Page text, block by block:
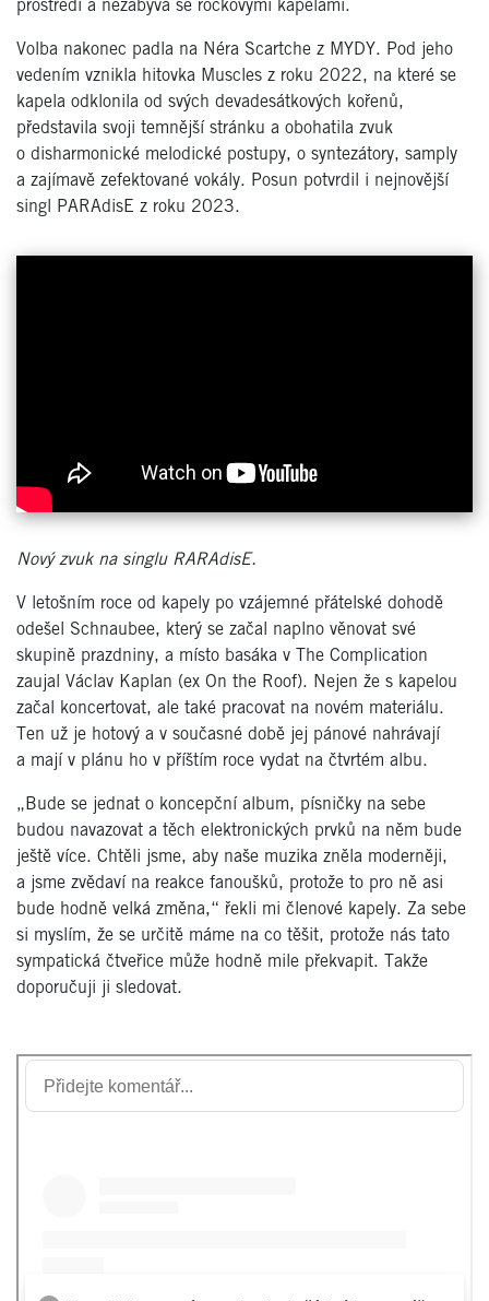
prostředí a nezabývá se rockovými kapelami.
Volba nakonec padla na Néra Scartche z MYDY. Pod jeho
vedením vznikla hitovka Muscles z roku 2022, na které se
kapela odklonila od svých devadesátkových kořenů,
představila svoji temnější stránku a obohatila zvuk
o disharmonické melodické postupy, o syntezátory, samply
a zajímavě zefektované vokály. Posun potvrdil i nejnovější
singl PARAdisE z roku 2023.
Nový zvuk na singlu RARAdisE.
V letošním roce od kapely po vzájemné přátelské dohodě
odešel Schnaubee, který se začal naplno věnovat své
skupině prazdniny, a místo basáka v The Complication
zaujal Václav Kaplan (ex On the Roof). Nejen že s kapelou
začal koncertovat, ale také pracovat na novém materiálu.
Ten už je hotový a v současné době jej pánové nahrávají
a mají v plánu ho v příštím roce vydat na čtvrtém albu.
„Bude se jednat o koncepční album, písničky na sebe
budou navazovat a těch elektronických prvků na něm bude
ještě více. Chtěli jsme, aby naše muzika zněla moderněji,
a jsme zvědaví na reakce fanoušků, protože to pro ně asi
bude hodně velká změna,“ řekli mi členové kapely. Za sebe
si myslím, že se určitě máme na co těšit, protože nás tato
sympatická čtveřice může hodně mile překvapit. Takže
doporučuji ji sledovat.